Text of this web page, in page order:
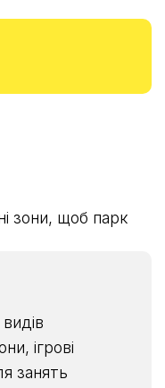
зони, щоб парк
видів
ігрові
занять